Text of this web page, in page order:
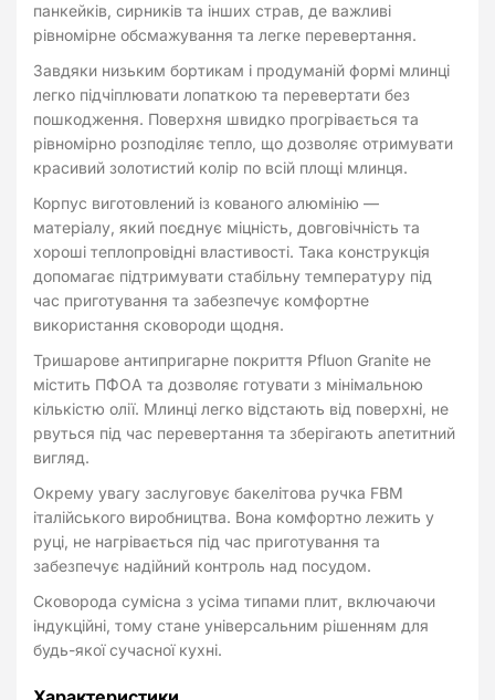
панкейків, сирників та інших страв, де важливі
рівномірне обсмажування та легке перевертання.
Завдяки низьким бортикам і продуманій формі млинці
легко підчіплювати лопаткою та перевертати без
пошкодження. Поверхня швидко прогрівається та
рівномірно розподіляє тепло, що дозволяє отримувати
красивий золотистий колір по всій площі млинця.
Корпус виготовлений із кованого алюмінію —
матеріалу, який поєднує міцність, довговічність та
хороші теплопровідні властивості. Така конструкція
допомагає підтримувати стабільну температуру під
час приготування та забезпечує комфортне
використання сковороди щодня.
Тришарове антипригарне покриття Pfluon Granite не
містить ПФОА та дозволяє готувати з мінімальною
кількістю олії. Млинці легко відстають від поверхні, не
рвуться під час перевертання та зберігають апетитний
вигляд.
Окрему увагу заслуговує бакелітова ручка FBM
італійського виробництва. Вона комфортно лежить у
руці, не нагрівається під час приготування та
забезпечує надійний контроль над посудом.
Сковорода сумісна з усіма типами плит, включаючи
індукційні, тому стане універсальним рішенням для
будь-якої сучасної кухні.